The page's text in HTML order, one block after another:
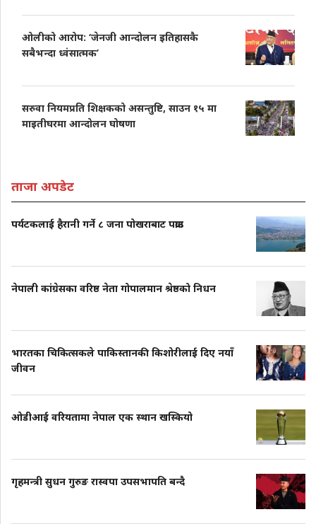
ओलीको आरोप: ‘जेनजी आन्दोलन इतिहासकै
सबैभन्दा ध्वंसात्मक’
सरुवा नियमप्रति शिक्षकको असन्तुष्टि, साउन १५ मा
माइतीघरमा आन्दोलन घोषणा
ताजा अपडेट
पर्यटकलाई हैरानी गर्ने ८ जना पोखराबाट पक्राउ
नेपाली कांग्रेसका वरिष्ठ नेता गोपालमान श्रेष्ठको निधन
भारतका चिकित्सकले पाकिस्तानकी किशोरीलाई दिए नयाँ
जीवन
ओडीआई वरियतामा नेपाल एक स्थान खस्कियो
गृहमन्त्री सुधन गुरुङ रास्वपा उपसभापति बन्दै